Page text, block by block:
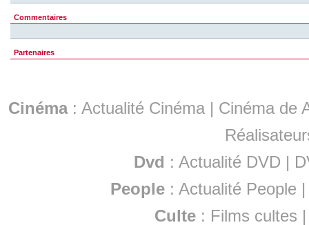
Commentaires
Partenaires
Cinéma: Actualité Cinéma | Cinéma de
Dvd : Actualité DVD |
People :Actualité People
Culte : Films cultes